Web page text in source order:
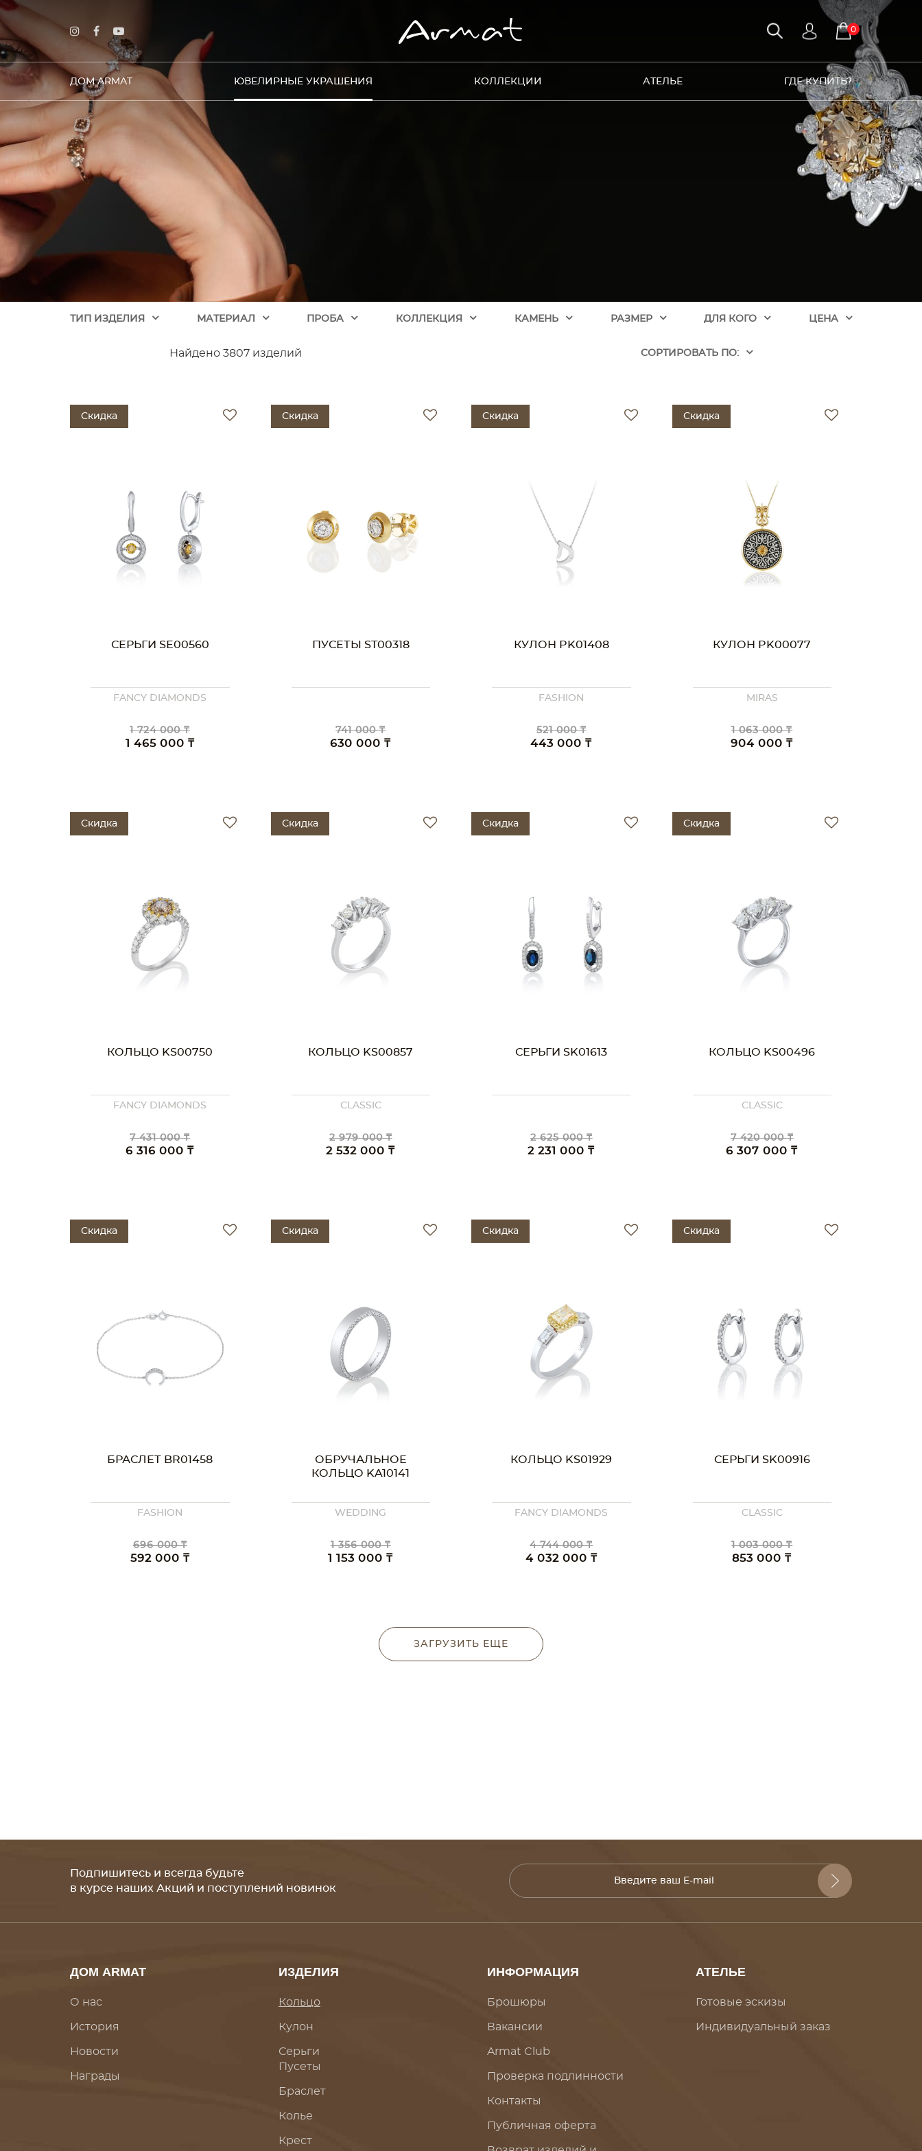
0
ДОМ ARMAT ЮВЕЛИРНЫЕ УКРАШЕНИЯ КОЛЛЕКЦИИ АТЕЛЬЕ ГДЕ КУПИТЬ?
ТИП ИЗДЕЛИЯ МАТЕРИАЛ ПРОБА КОЛЛЕКЦИЯ КАМЕНЬ РАЗМЕР ДЛЯ КОГО ЦЕНА
Найдено 3807 изделий CОРТИРОВАТЬ ПО:
Скидка
СЕРЬГИ SE00560
FANCY DIAMONDS
1 724 000 ₸
1 465 000 ₸
Скидка
ПУСЕТЫ ST00318
741 000 ₸
630 000 ₸
Скидка
КУЛОН PK01408
FASHION
521 000 ₸
443 000 ₸
Скидка
КУЛОН PK00077
MIRAS
1 063 000 ₸
904 000 ₸
Скидка
КОЛЬЦО KS00750
FANCY DIAMONDS
7 431 000 ₸
6 316 000 ₸
Скидка
КОЛЬЦО KS00857
CLASSIC
2 979 000 ₸
2 532 000 ₸
Скидка
СЕРЬГИ SK01613
2 625 000 ₸
2 231 000 ₸
Скидка
КОЛЬЦО KS00496
CLASSIC
7 420 000 ₸
6 307 000 ₸
Скидка
БРАСЛЕТ BR01458
FASHION
696 000 ₸
592 000 ₸
Скидка
ОБРУЧАЛЬНОЕ
КОЛЬЦО KA10141
WEDDING
1 356 000 ₸
1 153 000 ₸
Скидка
КОЛЬЦО KS01929
FANCY DIAMONDS
4 744 000 ₸
4 032 000 ₸
Скидка
СЕРЬГИ SK00916
CLASSIC
1 003 000 ₸
853 000 ₸
ЗАГРУЗИТЬ ЕЩЕ
Подпишитесь и всегда будьте
в курсе наших Акций и поступлений новинок
ДОМ ARMAT
О нас
История
Новости
Награды
ИЗДЕЛИЯ
Кольцо
Кулон
Серьги
Пусеты
Браслет
Колье
Крест
ИНФОРМАЦИЯ
Брошюры
Вакансии
Armat Club
Проверка подлинности
Контакты
Публичная оферта
АТЕЛЬЕ
Готовые эскизы
Индивидуальный заказ